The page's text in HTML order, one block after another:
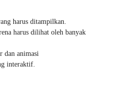
harus ditampilkan.
harus dilihat oleh banyak
dan animasi
interaktif.